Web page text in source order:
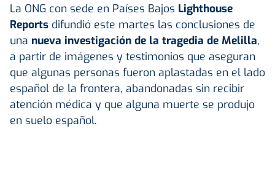
La ONG con sede en Países Bajos Lighthouse
Reports difundió este martes las conclusiones de
una nueva investigación de la tragedia de Melilla,
a partir de imágenes y testimonios que aseguran
que algunas personas fueron aplastadas en el lado
español de la frontera, abandonadas sin recibir
atención médica y que alguna muerte se produjo
en suelo español.